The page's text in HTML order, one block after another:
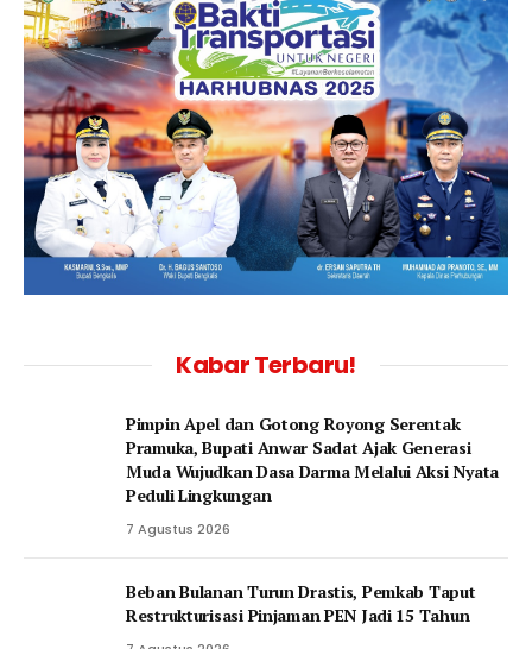
Kabar Terbaru!
Pimpin Apel dan Gotong Royong Serentak
Pramuka, Bupati Anwar Sadat Ajak Generasi
Muda Wujudkan Dasa Darma Melalui Aksi Nyata
Peduli Lingkungan
7 Agustus 2026
Beban Bulanan Turun Drastis, Pemkab Taput
Restrukturisasi Pinjaman PEN Jadi 15 Tahun‎